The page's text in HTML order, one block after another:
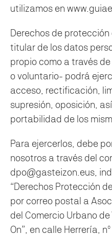
utilizamos en
Derechos de
titular de los datos
propio como a través
o voluntario- podrá
acceso, rectificación,
supresión, oposición,
portabilidad de los
Para ejercerlos, debe
nosotros a través del
dpo@gasteizon.eus,
“Derechos Protección
por correo postal a
del Comercio Urbano
On”, en calle Herrería,